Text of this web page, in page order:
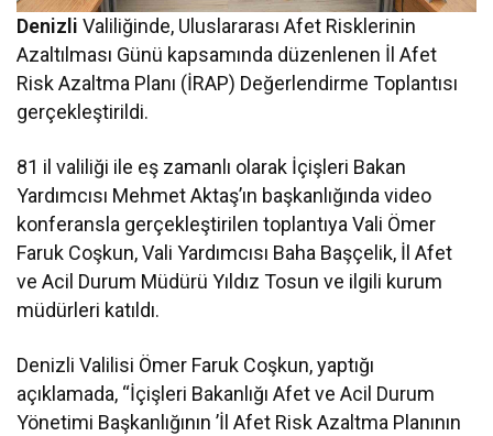
Denizli Valiliğinde, Uluslararası Afet Risklerinin
Azaltılması Günü kapsamında düzenlenen İl Afet
Risk Azaltma Planı (İRAP) Değerlendirme Toplantısı
gerçekleştirildi.
81 il valiliği ile eş zamanlı olarak İçişleri Bakan
Yardımcısı Mehmet Aktaş’ın başkanlığında video
konferansla gerçekleştirilen toplantıya Vali Ömer
Faruk Coşkun, Vali Yardımcısı Baha Başçelik, İl Afet
ve Acil Durum Müdürü Yıldız Tosun ve ilgili kurum
müdürleri katıldı.
Denizli Valilisi Ömer Faruk Coşkun, yaptığı
açıklamada, “İçişleri Bakanlığı Afet ve Acil Durum
Yönetimi Başkanlığının ’İl Afet Risk Azaltma Planının